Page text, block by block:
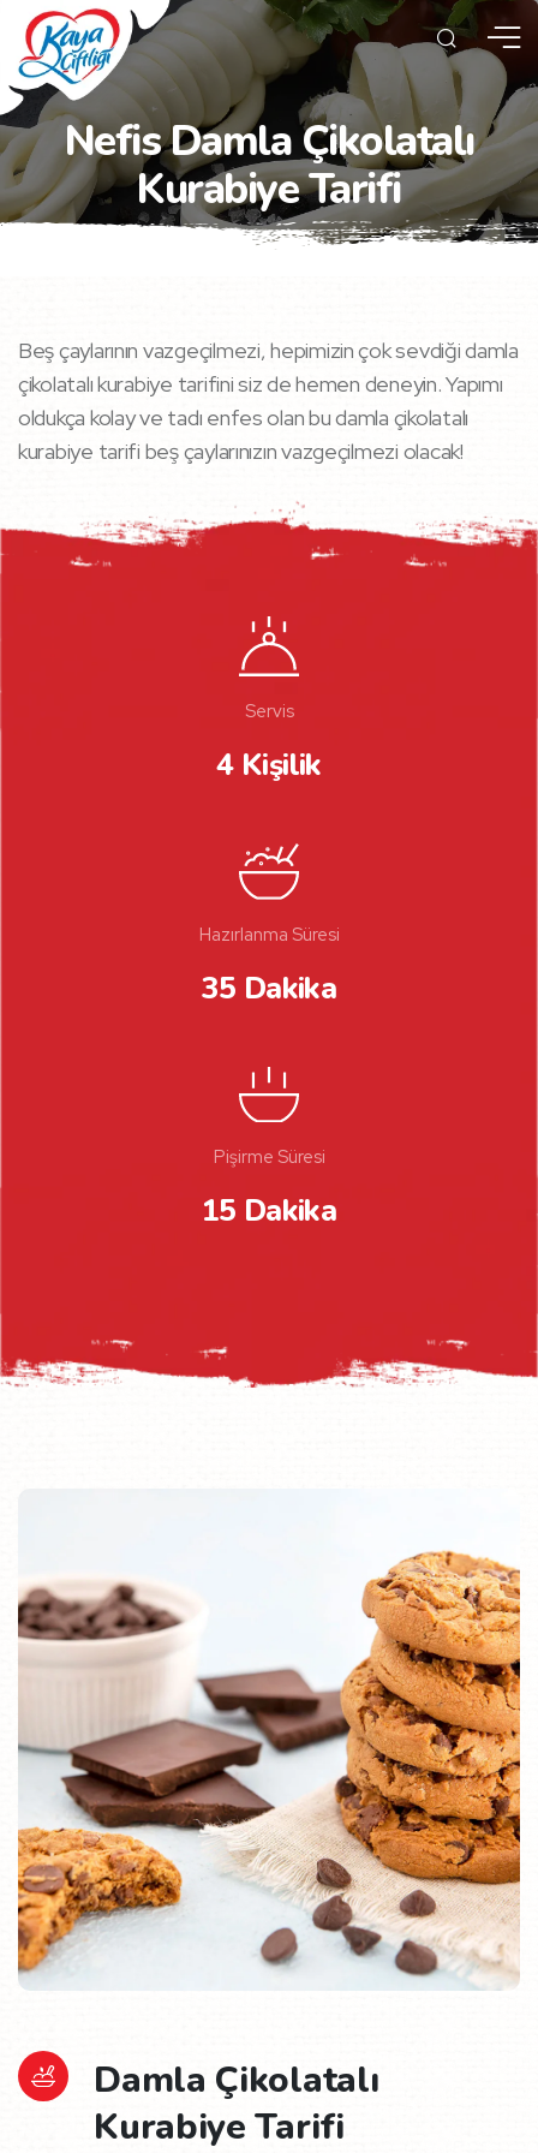
Nefis Damla Çikolatalı
Kurabiye Tarifi
Beş çaylarının vazgeçilmezi, hepimizin çok sevdiği damla
çikolatalı kurabiye tarifini siz de hemen deneyin. Yapımı
oldukça kolay ve tadı enfes olan bu damla çikolatalı
kurabiye tarifi beş çaylarınızın vazgeçilmezi olacak!
Servis
4 Kişilik
Hazırlanma Süresi
35 Dakika
Pişirme Süresi
15 Dakika
Damla Çikolatalı
Kurabiye Tarifi